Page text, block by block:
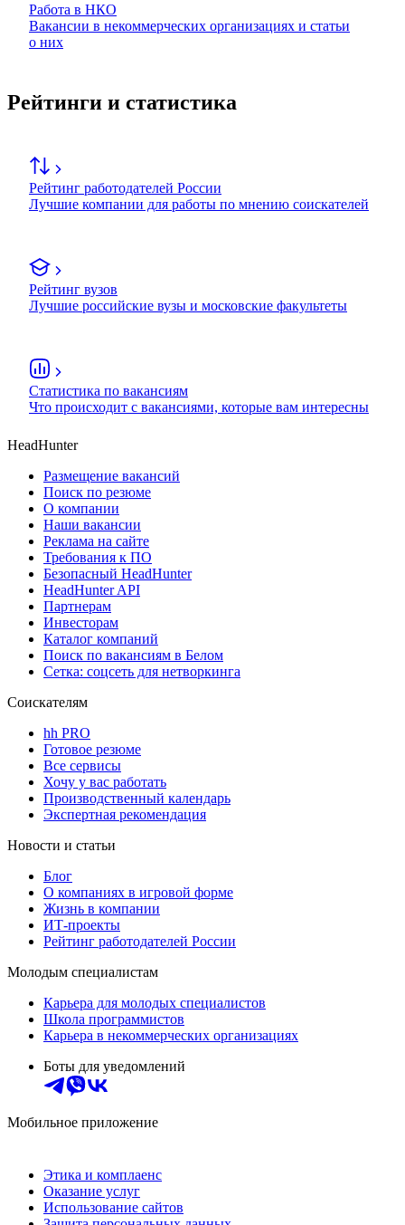
Работа в НКО
Вакансии в некоммерческих организациях и статьи
о них
Рейтинги и статистика
Рейтинг работодателей России
Лучшие компании для работы по мнению соискателей
Рейтинг вузов
Лучшие российские вузы и московские факультеты
Статистика по вакансиям
Что происходит с вакансиями, которые вам интересны
HeadHunter
Размещение вакансий
Поиск по резюме
О компании
Наши вакансии
Реклама на сайте
Требования к ПО
Безопасный HeadHunter
HeadHunter API
Партнерам
Инвесторам
Каталог компаний
Поиск по вакансиям в Белом
Сетка: соцсеть для нетворкинга
Соискателям
hh PRO
Готовое резюме
Все сервисы
Хочу у вас работать
Производственный календарь
Экспертная рекомендация
Новости и статьи
Блог
О компаниях в игровой форме
Жизнь в компании
ИТ-проекты
Рейтинг работодателей России
Молодым специалистам
Карьера для молодых специалистов
Школа программистов
Карьера в некоммерческих организациях
Боты для уведомлений
Мобильное приложение
Этика и комплаенс
Оказание услуг
Использование сайтов